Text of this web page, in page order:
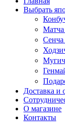
Выбрать
Доставка и
О магазине
Контакты